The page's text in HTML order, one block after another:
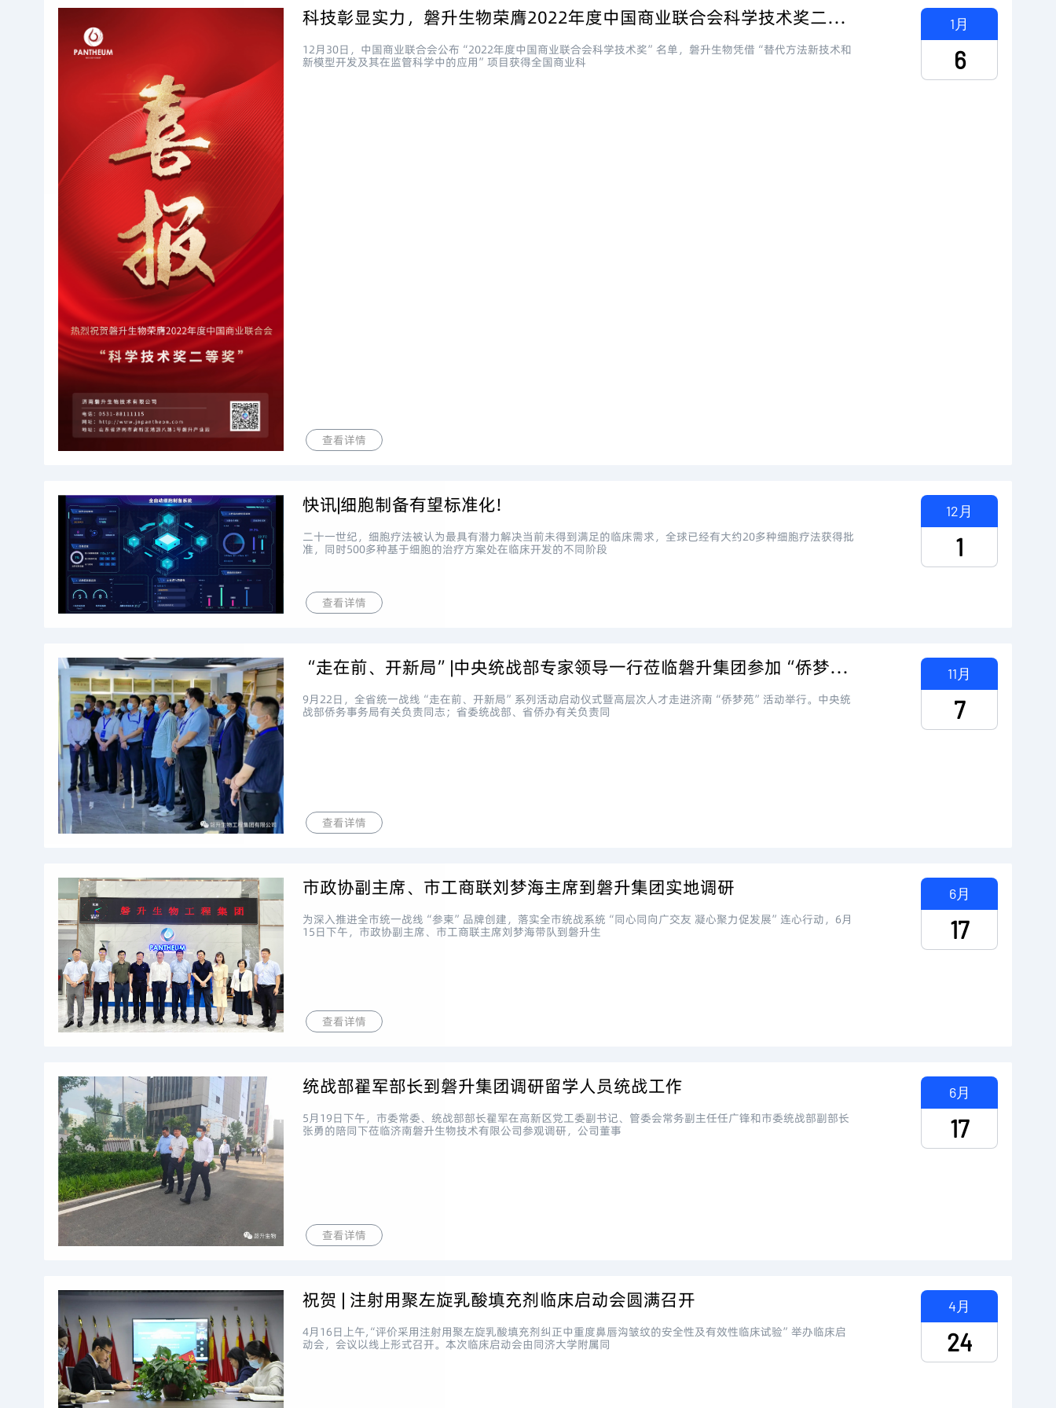
科技彰显实力，磐升生物荣膺2022年度中国商业联合会科学技术奖二等奖！
12月30日，中国商业联合会公布“2022年度中国商业联合会科学技术奖”名单，磐升生物凭借“替代方法新技术和
新模型开发及其在监管科学中的应用”项目获得全国商业科
查看详情
1月
6
快讯|细胞制备有望标准化!
二十一世纪，细胞疗法被认为最具有潜力解决当前未得到满足的临床需求，全球已经有大约20多种细胞疗法获得批
准，同时500多种基于细胞的治疗方案处在临床开发的不同阶段
查看详情
12月
1
“走在前、开新局”|中央统战部专家领导一行莅临磐升集团参加“侨梦苑”活动
9月22日，全省统一战线“走在前、开新局”系列活动启动仪式暨高层次人才走进济南“侨梦苑”活动举行。中央统
战部侨务事务局有关负责同志；省委统战部、省侨办有关负责同
查看详情
11月
7
市政协副主席、市工商联刘梦海主席到磐升集团实地调研
为深入推进全市统一战线“参柬”品牌创建，落实全市统战系统“同心同向广交友 凝心聚力促发展”连心行动，6月
15日下午，市政协副主席、市工商联主席刘梦海带队到磐升生
查看详情
6月
17
统战部翟军部长到磐升集团调研留学人员统战工作
5月19日下午，市委常委、统战部部长翟军在高新区党工委副书记、管委会常务副主任任广锋和市委统战部副部长
张勇的陪同下莅临济南磐升生物技术有限公司参观调研，公司董事
查看详情
6月
17
祝贺 | 注射用聚左旋乳酸填充剂临床启动会圆满召开
4月16日上午,“评价采用注射用聚左旋乳酸填充剂纠正中重度鼻唇沟皱纹的安全性及有效性临床试验”举办临床启
动会，会议以线上形式召开。本次临床启动会由同济大学附属同
4月
24